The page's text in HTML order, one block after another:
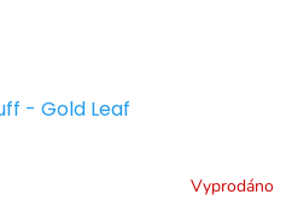
- Gold Leaf
Vyprodáno